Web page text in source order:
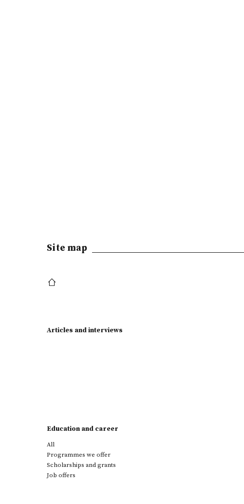
Site map
Articles and interviews
Education and career
All
Programmes we offer
Scholarships and grants
Job offers